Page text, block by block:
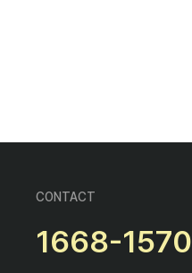
CONTACT
1668-1570